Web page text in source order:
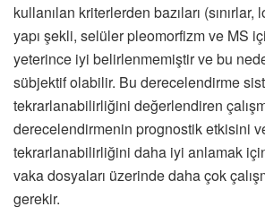
kullanılan kriterlerden bazıları
yapı şekli, selüler pleomorfizm ve MS
yeterince iyi belirlenmemiştir ve bu
sübjektif olabilir. Bu derecelendirme
tekrarlanabilirliğini değerlendiren
derecelendirmenin prognostik etkisini
tekrarlanabilirliğini daha iyi anlamak
vaka dosyaları üzerinde daha çok
gerekir.